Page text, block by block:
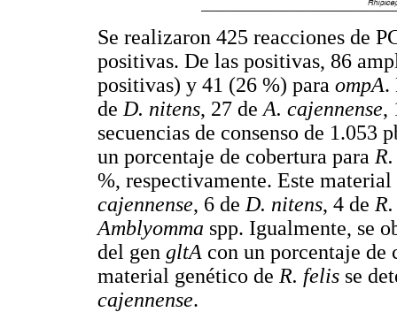
Se realizaron 425 reacciones de
positivas. De las positivas, 86
positivas) y 41 (26 %) para ompA.
de D. nitens, 27 de A. cajennense,
secuencias de consenso de 1.053
un porcentaje de cobertura para
%, respectivamente. Este
cajennense, 6 de D. nitens, 4 de
Amblyomma spp. Igualmente, se
del gen gltA con un porcentaje de
material genético de R. felis se
cajennense.